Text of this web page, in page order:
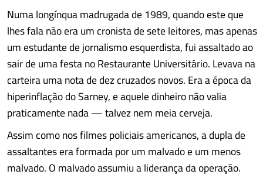
Numa longínqua madrugada de 1989, quando este que
lhes fala não era um cronista de sete leitores, mas apenas
um estudante de jornalismo esquerdista, fui assaltado ao
sair de uma festa no Restaurante Universitário. Levava na
carteira uma nota de dez cruzados novos. Era a época da
hiperinflação do Sarney, e aquele dinheiro não valia
praticamente nada — talvez nem meia cerveja.
Assim como nos filmes policiais americanos, a dupla de
assaltantes era formada por um malvado e um menos
malvado. O malvado assumiu a liderança da operação.